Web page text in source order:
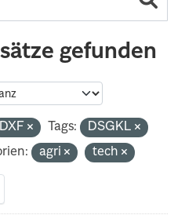
gefunden
DXF Tags:
DSGKL
agri tech